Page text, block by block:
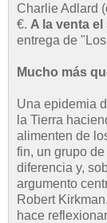
Charlie Adlard
€. A la venta el
entrega de
Mucho más
Una epidemia
la Tierra
alimenten de
fin, un grupo
diferencia y,
argumento
Robert
hace